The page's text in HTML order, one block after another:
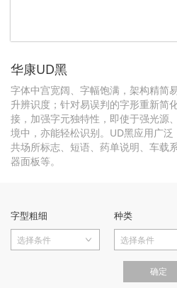
华康UD黑
字体中宫宽阔、字幅饱满，架构精简
升辨识度；针对易误判的字形重新简
接，加强字元独特性，即使于强光源
境中，亦能轻松识别。UD黑应用广
共场所标志、短语、药单说明、车载
器面板等。
字型粗细
选择条件
种类
选择条件
确定